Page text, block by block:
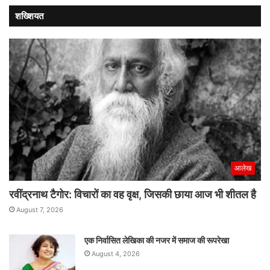
शख्शियत
आलेख
रवींद्रनाथ टैगोर: विचारों का वह वृक्ष, जिसकी छाया आज भी शीतल है
August 7, 2026
एक निर्वासित लेखिका की नजर में समाज की रूपरेखा
August 4, 2026